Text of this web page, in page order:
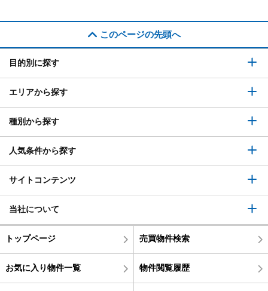
このページの先頭へ
目的別に探す
エリアから探す
種別から探す
人気条件から探す
サイトコンテンツ
当社について
トップページ 売買物件検索
お気に入り物件一覧 物件閲覧履歴